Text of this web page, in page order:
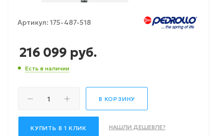
Артикул: 175-487-518
216 099 руб.
Есть в наличии
В КОРЗИНУ
КУПИТЬ В 1 КЛИК НАШЛИ ДЕШЕВЛЕ?